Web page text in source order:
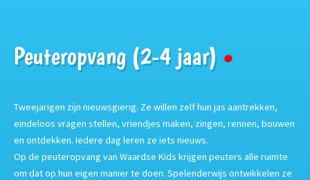
Peuteropvang (2-4 jaar)
Tweejarigen zijn nieuwsgierig. Ze willen zelf hun jas aantrekken,
eindeloos vragen stellen, vriendjes maken, zingen, rennen, bouwen
en ontdekken. Iedere dag leren ze iets nieuws.
Op de peuteropvang van Waardse Kids krijgen peuters alle ruimte
om dat op hun eigen manier te doen. Spelenderwijs ontwikkelen ze